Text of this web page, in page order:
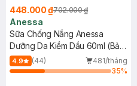
448.000 ₫702.000 ₫
Anessa
Sữa Chống Nắng Anessa
Dưỡng Da Kiềm Dầu 60ml (Bản
Mới)
4.9 (44)
481/tháng
35%